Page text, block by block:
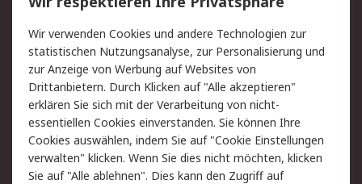
Value Added Services
Lieferlösungen
Rücksendungen
Kontakt
Hilfe
Rechtliches
AGB
Datenschutz
Cookie-Richtlinie
Zahlungsbedingungen
Copyright/Impressum
Wir verwenden Cookies und andere Technologien zur
statistischen Nutzungsanalyse, zur Personalisierung und
zur Anzeige von Werbung auf Websites von
Drittanbietern. Durch Klicken auf "Alle akzeptieren"
erklären Sie sich mit der Verarbeitung von nicht-
essentiellen Cookies einverstanden. Sie können Ihre
Cookies auswählen, indem Sie auf "Cookie Einstellungen
verwalten" klicken. Wenn Sie dies nicht möchten, klicken
Sie auf "Alle ablehnen". Dies kann den Zugriff auf